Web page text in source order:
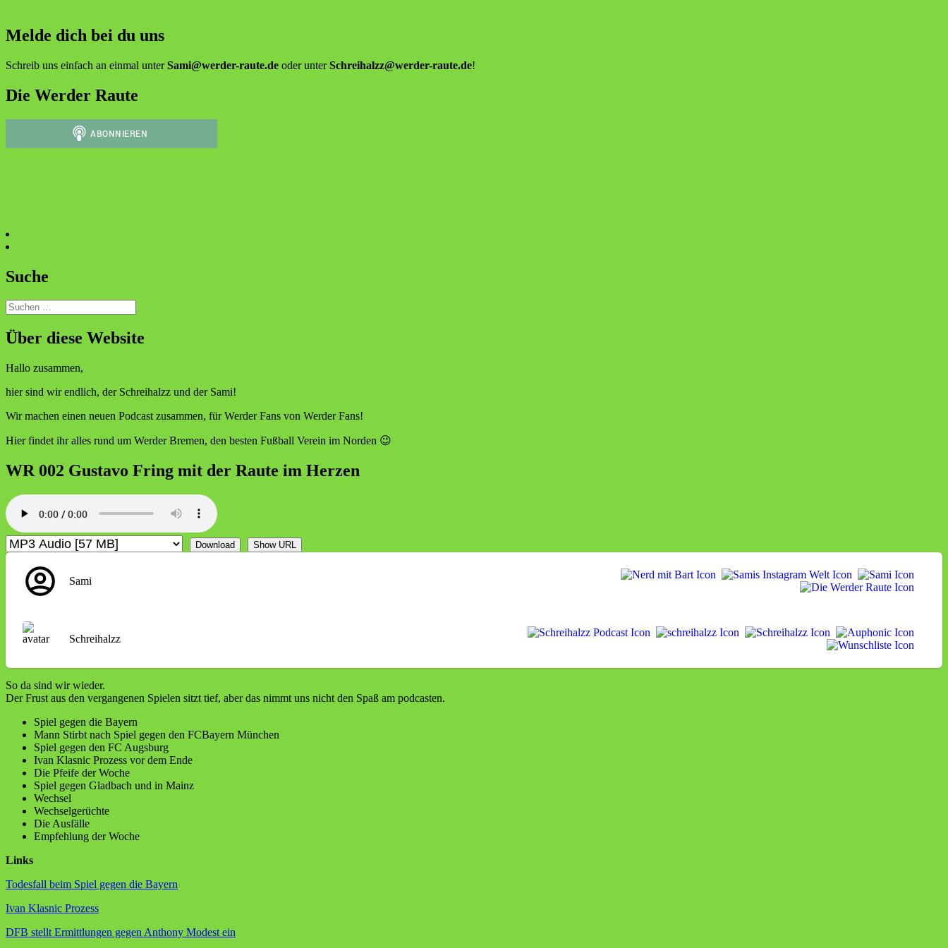
Melde dich bei du uns
Schreib uns einfach an einmal unterSami@werder-raute.de oder unterSchreihalzz@werder-raute.de!
Die Werder Raute
Suche
Suchen
nach:
Über diese Website
Hallo zusammen,
hier sind wir endlich, der Schreihalzz und der Sami!
Wir machen einen neuen Podcast zusammen, für Werder Fans von Werder Fans!
Hier findet ihr alles rund um Werder Bremen, den besten Fußball Verein im Norden 😉
WR 002 Gustavo Fring mit der Raute im Herzen
Download Show URL
Sami
Schreihalzz
So da sind wir wieder.
Der Frust aus den vergangenen Spielen sitzt tief, aber das nimmt uns nicht den Spaß am podcasten.
Spiel gegen die Bayern
Mann Stirbt nach Spiel gegen den FCBayern München
Spiel gegen den FC Augsburg
Ivan Klasnic Prozess vor dem Ende
Die Pfeife der Woche
Spiel gegen Gladbach und in Mainz
Wechsel
Wechselgerüchte
Die Ausfälle
Empfehlung der Woche
Links
Todesfall beim Spiel gegen die Bayern
Ivan Klasnic Prozess
DFB stellt Ermittlungen gegen Anthony Modest ein